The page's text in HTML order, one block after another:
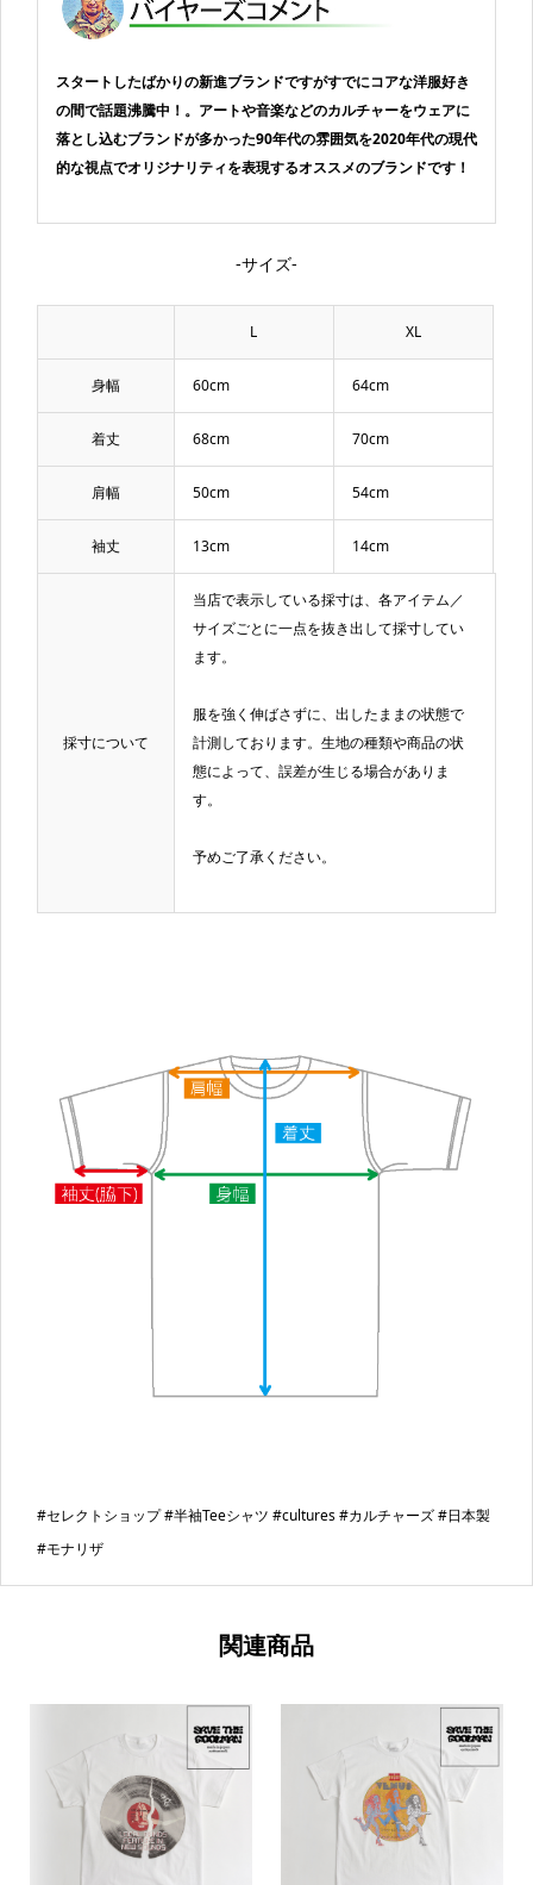
スタートしたばかりの新進ブランドですがすでにコアな洋服好き
の間で話題沸騰中！。アートや音楽などのカルチャーをウェアに
落とし込むブランドが多かった90年代の雰囲気を2020年代の現代
的な視点でオリジナリティを表現するオススメのブランドです！
-サイズ-
L XL
身幅 60cm 64cm
着丈 68cm 70cm
肩幅 50cm 54cm
袖丈 13cm 14cm
採寸について
当店で表示している採寸は、各アイテム／
サイズごとに一点を抜き出して採寸してい
ます。
服を強く伸ばさずに、出したままの状態で
計測しております。生地の種類や商品の状
態によって、誤差が生じる場合がありま
す。
予めご了承ください。
#セレクトショップ #半袖Teeシャツ #cultures #カルチャーズ #日本製
#モナリザ
関連商品